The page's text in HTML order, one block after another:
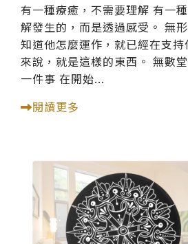
有一種療癒，不需要理解 有一
解發生的，而是透過感受。 無
知道他怎麼運作，就已經在支
來說，就是這樣的東西。 無數
一件事 在開始...
閱讀更多